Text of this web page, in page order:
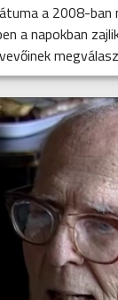
a 2008-
a napokban